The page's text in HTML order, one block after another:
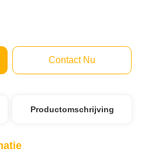
Contact Nu
Productomschrijving